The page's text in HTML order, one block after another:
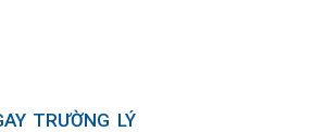
TRƯỜNG LÝ